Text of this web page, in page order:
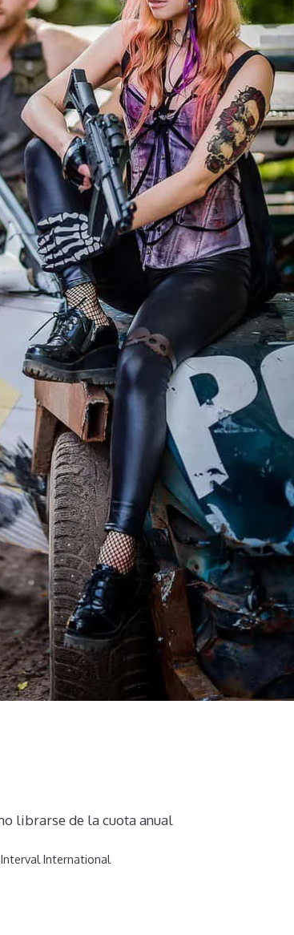
librarse de la cuota anual
Interval International